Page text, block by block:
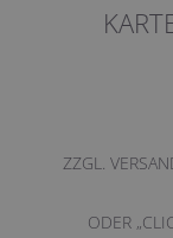
ZZGL.
ODER